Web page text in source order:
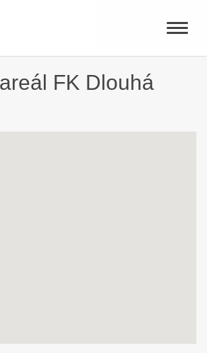
Toggle
FK Dlouhá